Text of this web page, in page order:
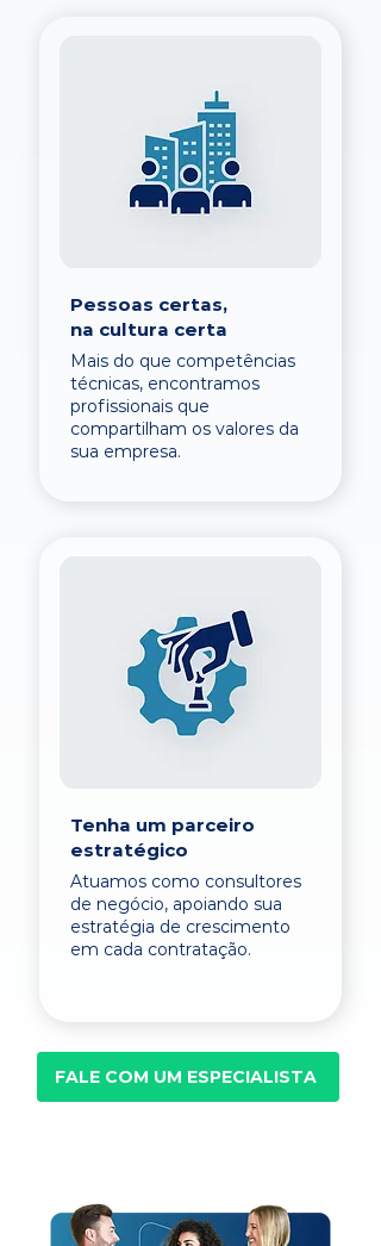
Pessoas certas,
na cultura certa
Mais do que competências
técnicas, encontramos
profissionais que
compartilham os valores da
sua empresa.
Tenha um parceiro
estratégico
Atuamos como consultores
de negócio, apoiando sua
estratégia de crescimento
em cada contratação.
FALE COM UM ESPECIALISTA